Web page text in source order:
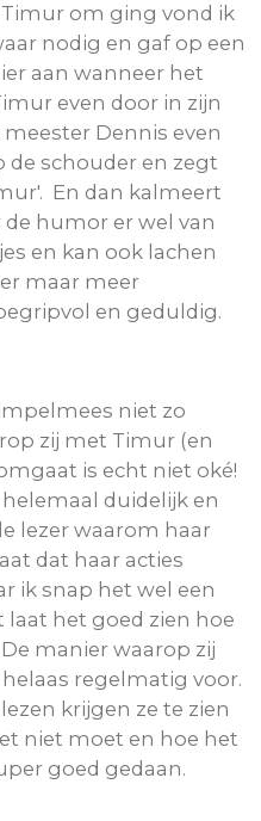
om ging vond ik
nodig en gaf op een
aan wanneer het
even door in zijn
Dennis even
schouder en zegt
En dan kalmeert
de humor er wel van
en kan ook lachen
maar meer
en geduldig.
niet zo
zij met Timur (en
is echt niet oké!
duidelijk en
lezer waarom haar
dat haar acties
ik snap het wel een
laat het goed zien hoe
manier waarop zij
regelmatig voor.
krijgen ze te zien
niet moet en hoe het
goed gedaan.